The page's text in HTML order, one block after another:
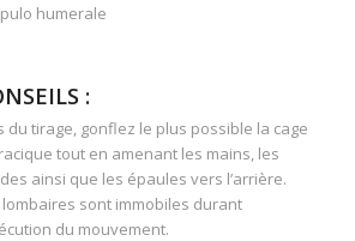
humerale
:
du tirage, gonflez le plus possible la cage
tout en amenant les mains, les
ainsi que les épaules vers l’arrière.
lombaires sont immobiles durant
du mouvement.